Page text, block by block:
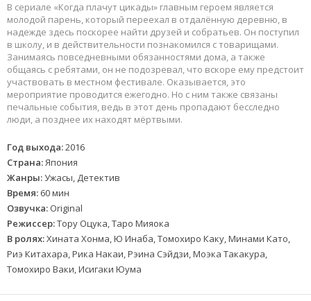
В сериале «Когда плачут цикады» главным героем является
молодой парень, который переехал в отдалённую деревню, в
надежде здесь поскорее найти друзей и собратьев. Он поступил
в школу, и в действительности познакомился с товарищами.
Занимаясь повседневными обязанностями дома, а также
общаясь с ребятами, он не подозревал, что вскоре ему предстоит
участвовать в местном фестивале. Оказывается, это
мероприятие проводится ежегодно. Но с ним также связаны
печальные события, ведь в этот день пропадают бесследно
люди, а позднее их находят мёртвыми.
Год выхода:2016
Страна:Япония
Жанры:Ужасы, Детектив
Время: 60 мин
Озвучка: Original
Режиссер:Тору Оцука, Таро Мияока
В ролях:Хината Хонма, Ю Инаба, Томохиро Каку, Минами Като,
Риэ Китахара, Рика Накаи, Рэина Сэйдзи, Моэка Такакура,
Томохиро Ваки, Исигаки Юума